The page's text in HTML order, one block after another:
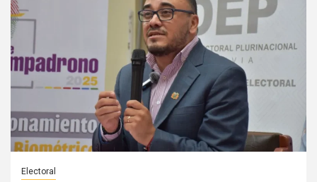
Electoral